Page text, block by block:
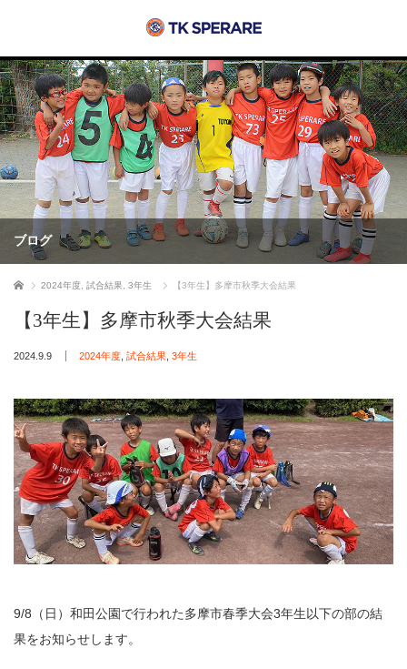
ブログ
ホーム 2024年度 試合結果 3年生 【3年生】多摩市秋季大会結果
【3年生】多摩市秋季大会結果
2024.9.9 2024年度 試合結果 3年生
9/8（日）和田公園で行われた多摩市春季大会3年生以下の部の結
果をお知らせします。